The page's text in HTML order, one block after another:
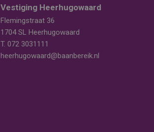
Vestiging Heerhugowaard
Flemingstraat 36
1704 SL Heerhugowaard
T. 072 3031111
heerhugowaard@baanbereik.nl